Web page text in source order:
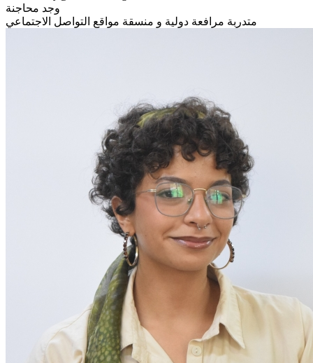
وجد محاجنة
متدربة مرافعة دولية و منسقة مواقع التواصل الاجتماعي